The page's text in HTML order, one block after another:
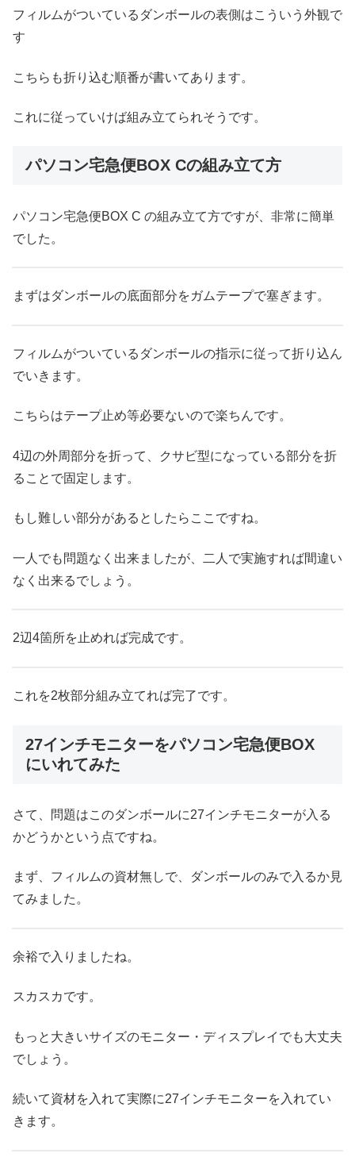
フィルムがついているダンボールの表側はこういう外観で
す
こちらも折り込む順番が書いてあります。
これに従っていけば組み立てられそうです。
パソコン宅急便BOX Cの組み立て方
パソコン宅急便BOX C の組み立て方ですが、非常に簡単
でした。
まずはダンボールの底面部分をガムテープで塞ぎます。
フィルムがついているダンボールの指示に従って折り込ん
でいきます。
こちらはテープ止め等必要ないので楽ちんです。
4辺の外周部分を折って、クサビ型になっている部分を折
ることで固定します。
もし難しい部分があるとしたらここですね。
一人でも問題なく出来ましたが、二人で実施すれば間違い
なく出来るでしょう。
2辺4箇所を止めれば完成です。
これを2枚部分組み立てれば完了です。
27インチモニターをパソコン宅急便BOX
にいれてみた
さて、問題はこのダンボールに27インチモニターが入る
かどうかという点ですね。
まず、フィルムの資材無しで、ダンボールのみで入るか見
てみました。
余裕で入りましたね。
スカスカです。
もっと大きいサイズのモニター・ディスプレイでも大丈夫
でしょう。
続いて資材を入れて実際に27インチモニターを入れてい
きます。